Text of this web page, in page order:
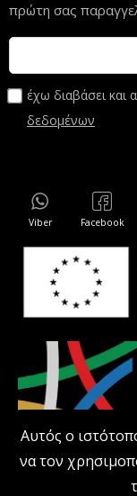
πρώτη σας
έχω διαβάσει και
δεδομένων
Viber Facebook
kodiprofessional.gr
Αυτός ο
να τον